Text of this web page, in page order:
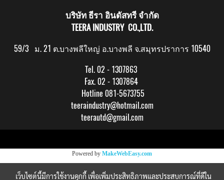
บริษัท ธีรา อินดัสทรี จำกัด
TEERA INDUSTRY CO.,LTD.
59/3 ม. 21 ต.บางพลีใหญ่ อ.บางพลี จ.สมุทรปราการ 10540
Tel. 02 - 1307863
Fax. 02 - 1307864
Hotline 081-5673755
teeraindustry@hotmail.com
teerautd@gmail.com
Powered by MakeWebEasy.com
เว็บไซต์นี้มีการใช้งานคุกกี้ เพื่อเพิ่มประสิทธิภาพและประสบการณ์ที่ดีใน